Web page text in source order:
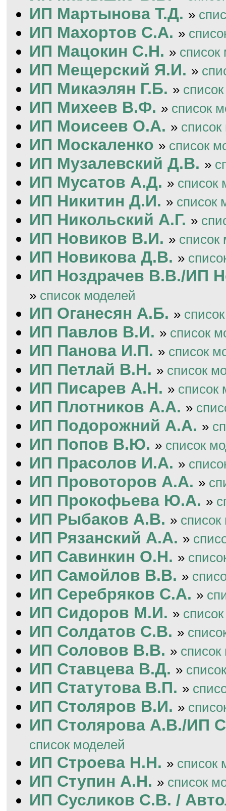
ИП Мартынова Т.Д. »
ИП Махортов С.А. »
ИП Мацокин С.Н. »
ИП Мещерский Я.И. »
ИП Микаэлян Г.Б. »
ИП Михеев В.Ф. » список
ИП Моисеев О.А. »
ИП Москаленко » список
ИП Музалевский Д.В. »
ИП Мусатов А.Д. » список
ИП Никитин Д.И. » список
ИП Никольский А.Г. »
ИП Новиков В.И. » список
ИП Новикова Д.В. »
ИП Ноздрачев В.В./ИП
» список моделей
ИП Оганесян А.Б. »
ИП Павлов В.И. » список
ИП Панова И.П. » список
ИП Петлай В.Н. » список
ИП Писарев А.Н. » список
ИП Плотников А.А. »
ИП Подорожний А.А. »
ИП Попов В.Ю. » список
ИП Прасолов И.А. »
ИП Провоторов А.А. »
ИП Прокофьева Ю.А. »
ИП Рыбаков А.В. »
ИП Рязанский А.А. »
ИП Савинкин О.Н. »
ИП Самойлов В.В. »
ИП Серебряков С.А. »
ИП Сидоров М.И. »
ИП Солдатов С.В. »
ИП Соловов В.В. »
ИП Ставцева В.Д. »
ИП Статутова В.П. »
ИП Столяров В.И. »
ИП Столярова А.В./ИП
список моделей
ИП Строева Н.Н. » список
ИП Ступин А.Н. » список
ИП Сусликов С.В. /